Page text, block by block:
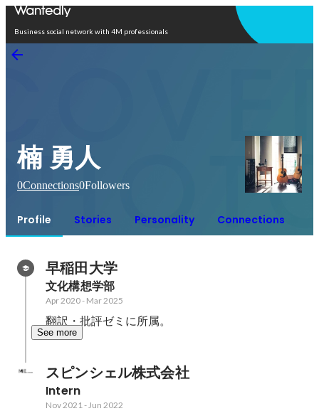
Business social network with 4M professionals
楠 勇人
0Connections0Followers
Profile Stories Personality Connections
早稲田大学
文化構想学部
Apr 2020- Mar 2025
翻訳・批評ゼミに所属。
See more
スピンシェル株式会社
Intern
Nov 2021-Jun 2022